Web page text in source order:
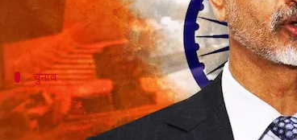
NDTV
के मुताबिक, पश्चिम बंगाल की 7,
चुनाव
राज्यसभा में भाजपा की 1 सीट बढ़ी
रिपोर्ट के मुताबिक, राज्यसभा में अब भाजपाकी